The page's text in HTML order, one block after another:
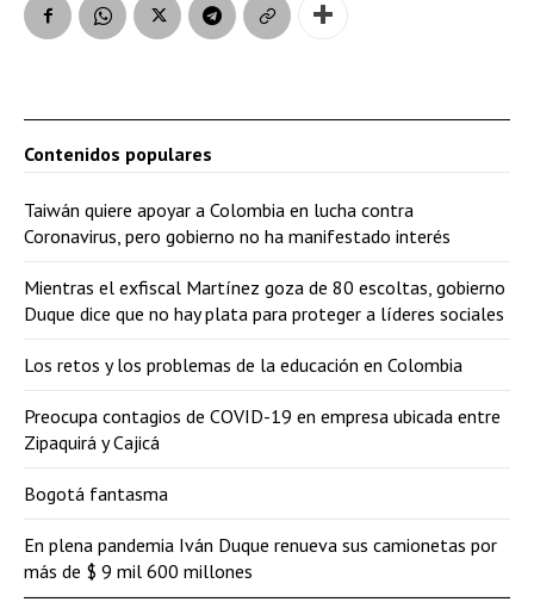
Contenidos populares
Taiwán quiere apoyar a Colombia en lucha contra
Coronavirus, pero gobierno no ha manifestado interés
Mientras el exfiscal Martínez goza de 80 escoltas, gobierno
Duque dice que no hay plata para proteger a líderes sociales
Los retos y los problemas de la educación en Colombia
Preocupa contagios de COVID-19 en empresa ubicada entre
Zipaquirá y Cajicá
Bogotá fantasma
En plena pandemia Iván Duque renueva sus camionetas por
más de $ 9 mil 600 millones